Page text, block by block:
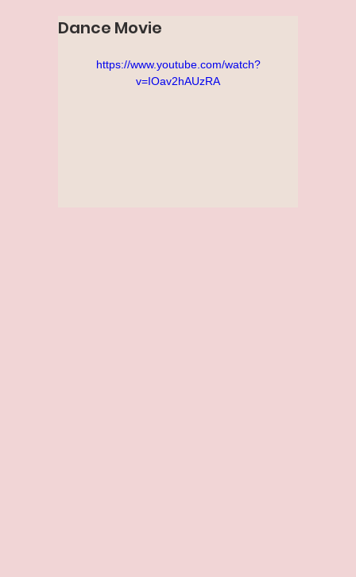
Dance Movie
https://www.youtube.com/watch?
v=IOav2hAUzRA